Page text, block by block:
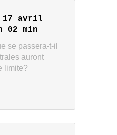
17 avril
02 min
se passera-t-il
auront
limite?